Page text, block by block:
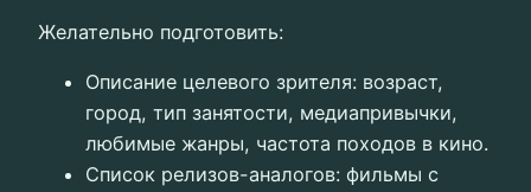
Желательно подготовить:
Описание целевого зрителя: возраст,
город, тип занятости, медиапривычки,
любимые жанры, частота походов в кино.
Список релизов-аналогов: фильмы с